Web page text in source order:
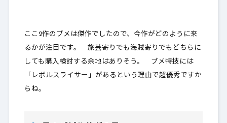
ここ2作のブメは傑作でしたので、今作がどのように来
るかが注目です。 旅芸寄りでも海賊寄りでもどちらに
しても購入検討する余地はありそう。 ブメ特技には
「レボルスライサー」があるという理由で超優秀ですか
らね。